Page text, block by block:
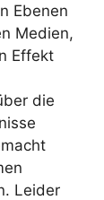
Ebenen
Medien,
Effekt
die
Leider